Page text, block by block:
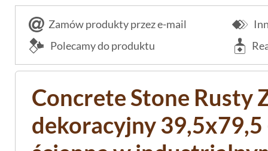
Zamów produkty przez e-mail
Polecamy do produktu
Concrete Stone Rusty
dekoracyjny 39,5x79,5